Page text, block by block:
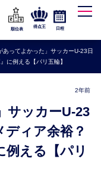
順位表
得点王 日程
あってよかった」サッカーU-23日
に例える【パリ五輪】
2年前
ディア余裕？
例える【パリ